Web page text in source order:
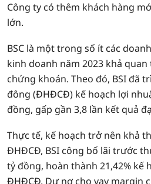
Công ty có thêm khách hàng
lớn.
BSC là một trong số ít các
kinh doanh năm 2023 khả
chứng khoán. Theo đó, BSI đã
đông (ĐHĐCĐ) kế hoạch lợi
đồng, gấp gần 3,8 lần kết quả
Thực tế, kế hoạch trở nên khả
ĐHĐCĐ, BSI công bố lãi trước
tỷ đồng, hoàn thành 21,42% kế
ĐHĐCĐ. Dư nợ cho vay margin